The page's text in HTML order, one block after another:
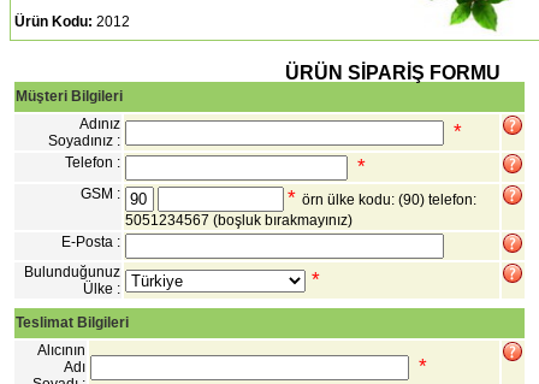
Ürün Kodu: 2012
ÜRÜN SİPARİŞ FORMU
Müşteri Bilgileri
Adınız
Soyadınız :
*
Telefon : *
GSM : * örn ülke kodu: (90) telefon:
5051234567 (boşluk bırakmayınız)
E-Posta :
Bulunduğunuz
Ülke :
*
Teslimat Bilgileri
Alıcının
Adı
*